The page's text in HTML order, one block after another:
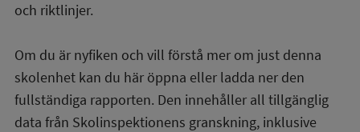
och riktlinjer.
Om du är nyfiken och vill förstå mer om just denna
skolenhet kan du här öppna eller ladda ner den
fullständiga rapporten. Den innehåller all tillgänglig
data från Skolinspektionens granskning, inklusive